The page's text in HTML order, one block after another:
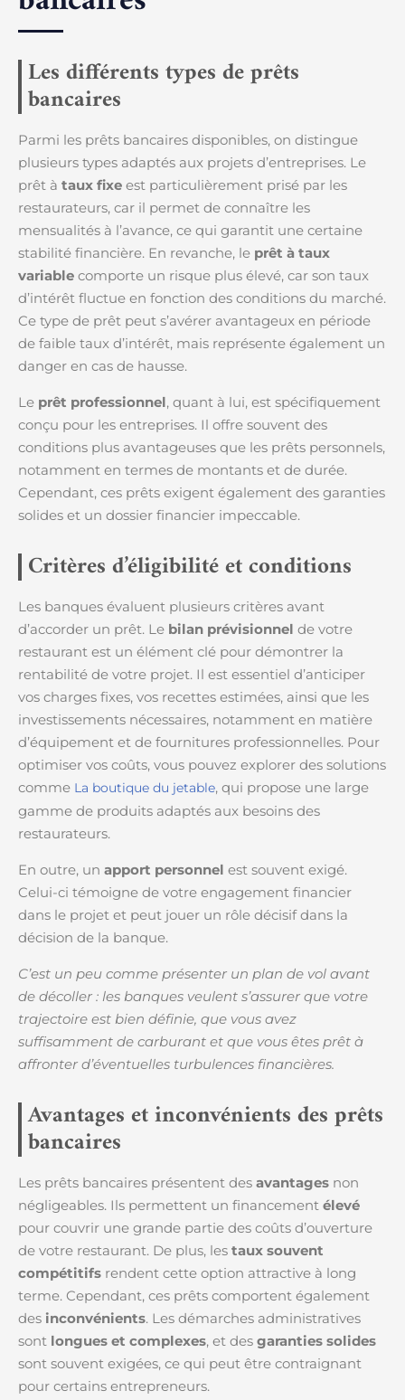
Les différents types de prêts
bancaires
Parmi les prêts bancaires disponibles, on distingue
plusieurs types adaptés aux projets d’entreprises. Le
prêt à taux fixe est particulièrement prisé par les
restaurateurs, car il permet de connaître les
mensualités à l’avance, ce qui garantit une certaine
stabilité financière. En revanche, le prêt à taux
variable comporte un risque plus élevé, car son taux
d’intérêt fluctue en fonction des conditions du marché.
Ce type de prêt peut s’avérer avantageux en période
de faible taux d’intérêt, mais représente également un
danger en cas de hausse.
Le prêt professionnel, quant à lui, est spécifiquement
conçu pour les entreprises. Il offre souvent des
conditions plus avantageuses que les prêts personnels,
notamment en termes de montants et de durée.
Cependant, ces prêts exigent également des garanties
solides et un dossier financier impeccable.
Critères d’éligibilité et conditions
Les banques évaluent plusieurs critères avant
d’accorder un prêt. Le bilan prévisionnel de votre
restaurant est un élément clé pour démontrer la
rentabilité de votre projet. Il est essentiel d’anticiper
vos charges fixes, vos recettes estimées, ainsi que les
investissements nécessaires, notamment en matière
d’équipement et de fournitures professionnelles. Pour
optimiser vos coûts, vous pouvez explorer des solutions
comme La boutique du jetable, qui propose une large
gamme de produits adaptés aux besoins des
restaurateurs.
En outre, un apport personnel est souvent exigé.
Celui-ci témoigne de votre engagement financier
dans le projet et peut jouer un rôle décisif dans la
décision de la banque.
C’est un peu comme présenter un plan de vol avant
de décoller : les banques veulent s’assurer que votre
trajectoire est bien définie, que vous avez
suffisamment de carburant et que vous êtes prêt à
affronter d’éventuelles turbulences financières.
Avantages et inconvénients des prêts
bancaires
Les prêts bancaires présentent des avantages non
négligeables. Ils permettent un financement élevé
pour couvrir une grande partie des coûts d’ouverture
de votre restaurant. De plus, les taux souvent
compétitifs rendent cette option attractive à long
terme. Cependant, ces prêts comportent également
des inconvénients. Les démarches administratives
sont longues et complexes, et des garanties solides
sont souvent exigées, ce qui peut être contraignant
pour certains entrepreneurs.